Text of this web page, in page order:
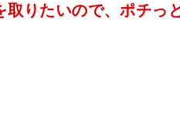
りたいので、ポチっ